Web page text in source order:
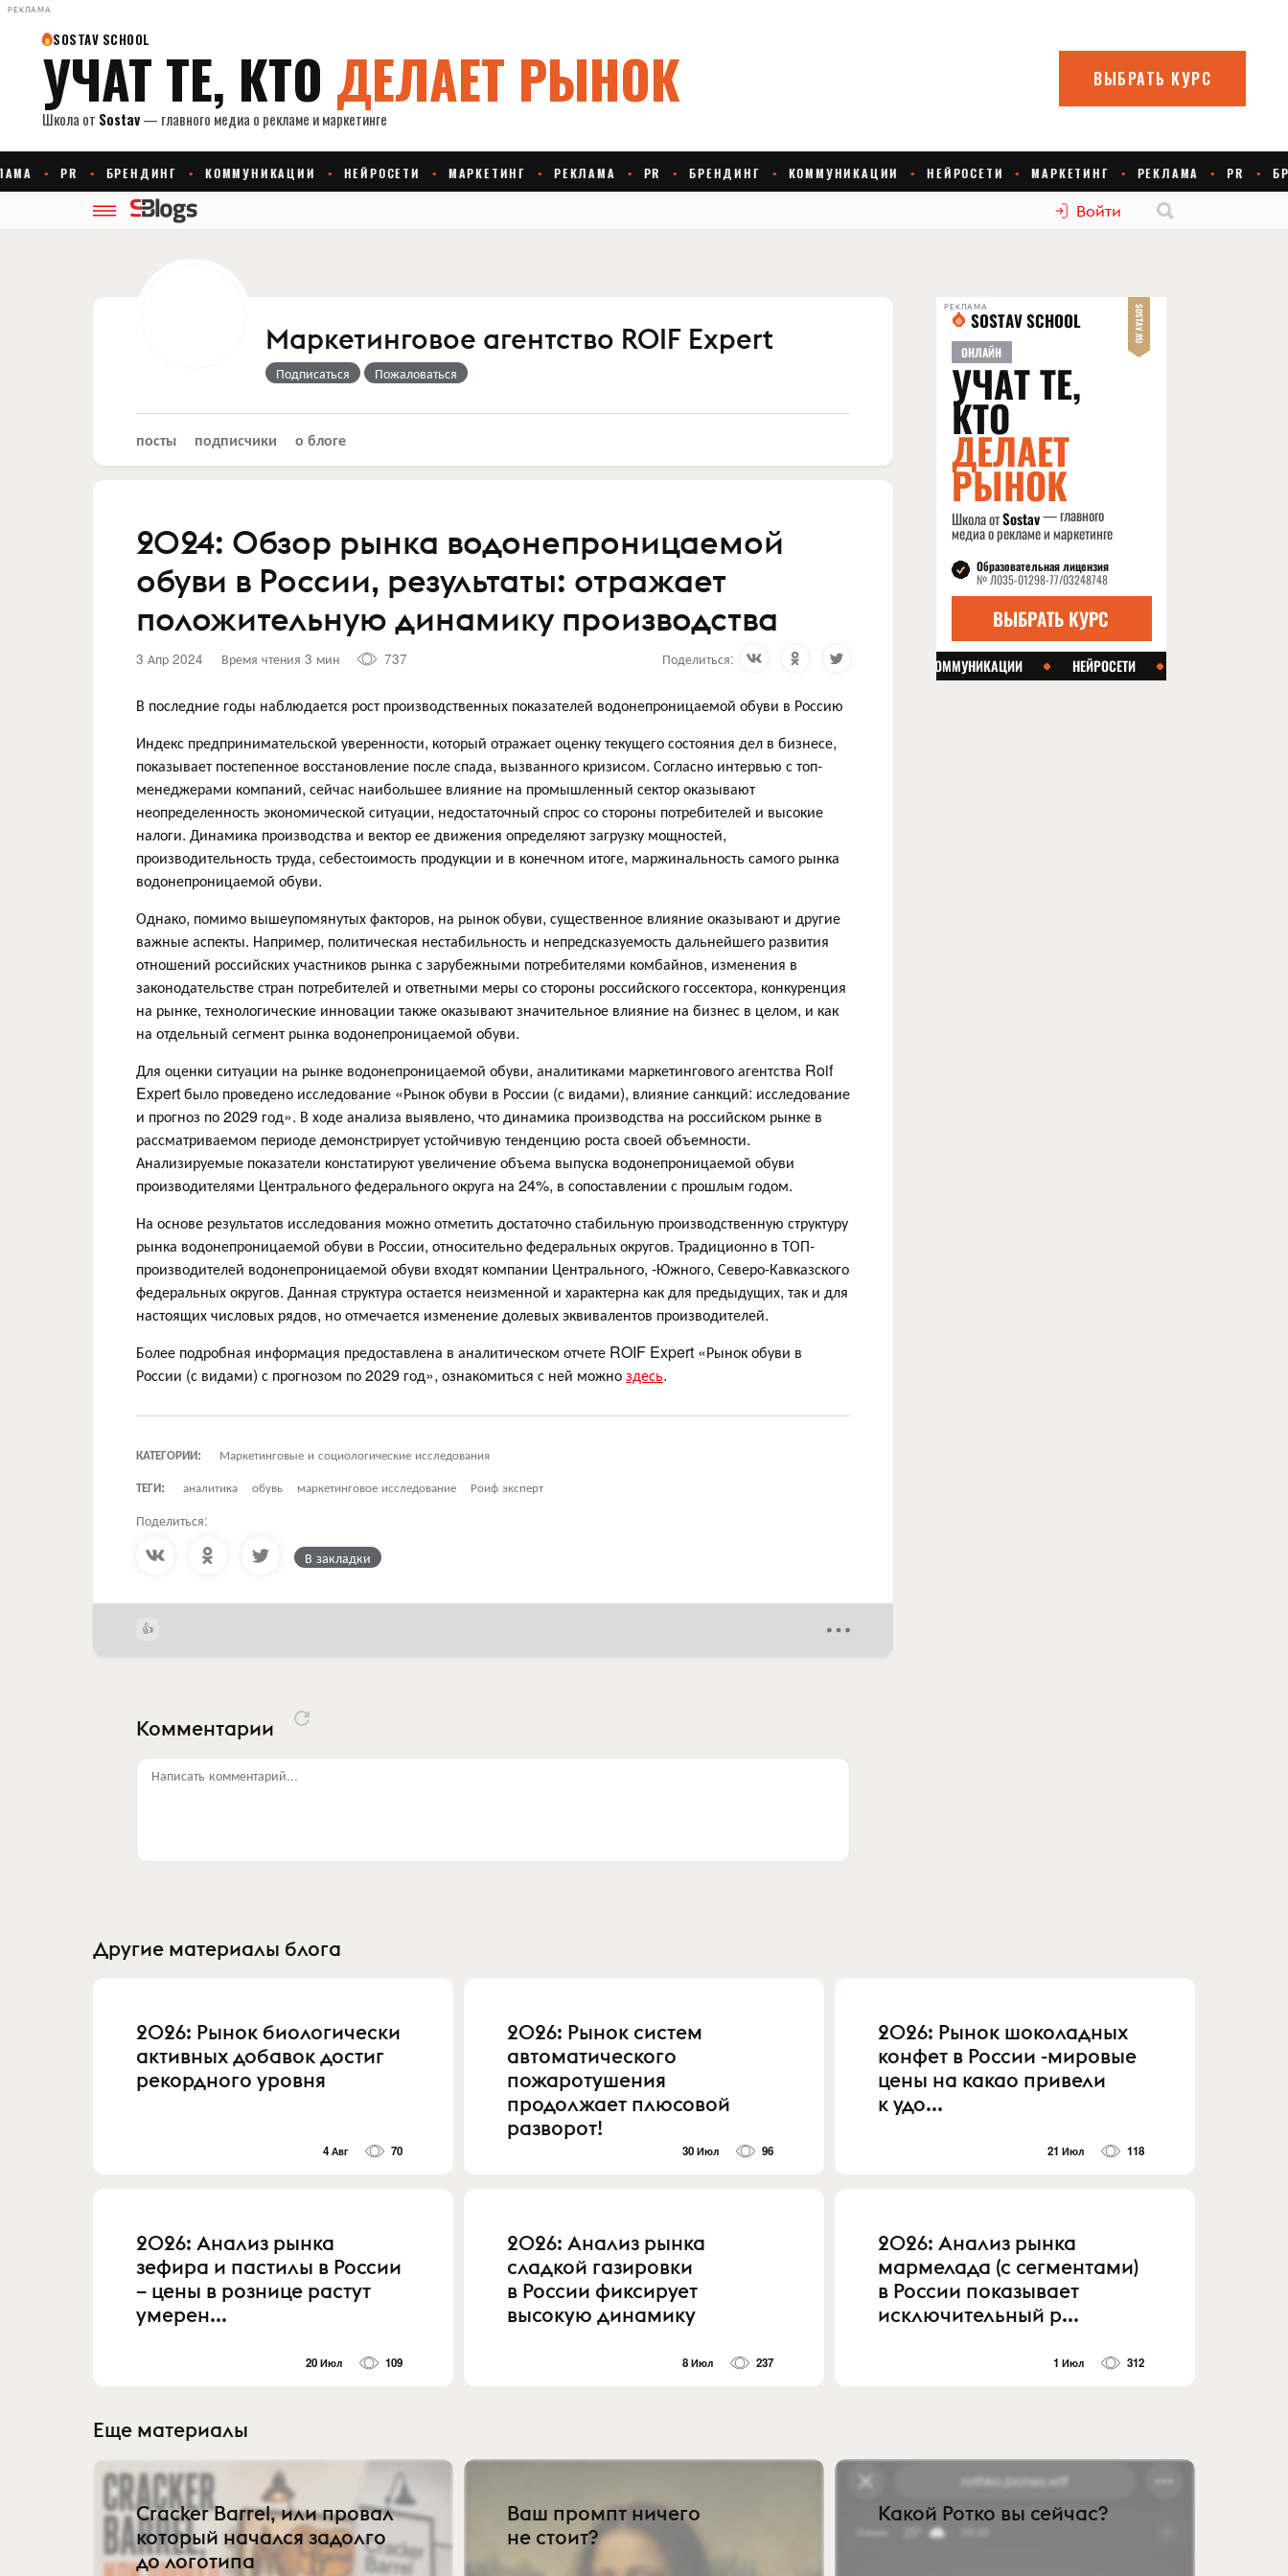
РЕКЛАМА
Войти
Маркетинговое агентство ROIF Expert
Подписаться Пожаловаться
посты подписчики о блоге
2024: Обзор рынка водонепроницаемой
обуви в России, результаты: отражает
положительную динамику производства
3 Апр 2024 Время чтения 3 мин 737 Поделиться:
В последние годы наблюдается рост производственных показателей водонепроницаемой обуви в Россию
Индекс предпринимательской уверенности, который отражает оценку текущего состояния дел в бизнесе,
показывает постепенное восстановление после спада, вызванного кризисом. Согласно интервью с топ-
менеджерами компаний, сейчас наибольшее влияние на промышленный сектор оказывают
неопределенность экономической ситуации, недостаточный спрос со стороны потребителей и высокие
налоги. Динамика производства и вектор ее движения определяют загрузку мощностей,
производительность труда, себестоимость продукции и в конечном итоге, маржинальность самого рынка
водонепроницаемой обуви.
Однако, помимо вышеупомянутых факторов, на рынок обуви, существенное влияние оказывают и другие
важные аспекты. Например, политическая нестабильность и непредсказуемость дальнейшего развития
отношений российских участников рынка с зарубежными потребителями комбайнов, изменения в
законодательстве стран потребителей и ответными меры со стороны российского госсектора, конкуренция
на рынке, технологические инновации также оказывают значительное влияние на бизнес в целом, и как
на отдельный сегмент рынка водонепроницаемой обуви.
Для оценки ситуации на рынке водонепроницаемой обуви, аналитиками маркетингового агентства Roif
Expert было проведено исследование «Рынок обуви в России (с видами), влияние санкций: исследование
и прогноз по 2029 год». В ходе анализа выявлено, что динамика производства на российском рынке в
рассматриваемом периоде демонстрирует устойчивую тенденцию роста своей объемности.
Анализируемые показатели констатируют увеличение объема выпуска водонепроницаемой обуви
производителями Центрального федерального округа на 24%, в сопоставлении с прошлым годом.
На основе результатов исследования можно отметить достаточно стабильную производственную структуру
рынка водонепроницаемой обуви в России, относительно федеральных округов. Традиционно в ТОП-
производителей водонепроницаемой обуви входят компании Центрального, -Южного, Северо-Кавказского
федеральных округов. Данная структура остается неизменной и характерна как для предыдущих, так и для
настоящих числовых рядов, но отмечается изменение долевых эквивалентов производителей.
Более подробная информация предоставлена в аналитическом отчете ROIF Expert «Рынок обуви в
России (с видами) с прогнозом по 2029 год», ознакомиться с ней можноздесь.
КАТЕГОРИИ:
Маркетинговые и социологические исследования
ТЕГИ:
аналитика обувь маркетинговое исследование Роиф эксперт
Поделиться:
В закладки
Комментарии
Написать комментарий...
РЕКЛАМА
Другие материалы блога
2026: Рынок биологически
активных добавок достиг
рекордного уровня
4 Авг 70
2026: Рынок систем
автоматического
пожаротушения
продолжает плюсовой
разворот!
30 Июл 96
2026: Рынок шоколадных
конфет в России -мировые
цены на какао привели
к удо...
21 Июл 118
2026: Анализ рынка
зефира и пастилы в России
– цены в рознице растут
умерен...
20 Июл 109
2026: Анализ рынка
сладкой газировки
в России фиксирует
высокую динамику
8 Июл 237
2026: Анализ рынка
мармелада (с сегментами)
в России показывает
исключительный р...
1 Июл 312
Еще материалы
Cracker Barrel, или провал
который начался задолго
до логотипа
Ваш промпт ничего
не стоит?
Какой Ротко вы сейчас?